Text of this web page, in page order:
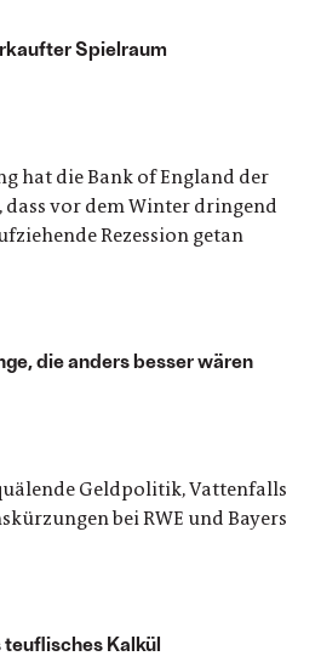
Spielraum
hat die Bank of England der
vor dem Winter dringend
Rezession getan
die anders besser wären
Geldpolitik, Vattenfalls
bei RWE und Bayers
teuflisches Kalkül